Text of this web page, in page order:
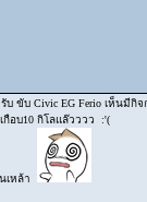
บ ขับ Civic EG Ferio เห็
อบ10 กิโลแล๊วววว :'(
เหล้า